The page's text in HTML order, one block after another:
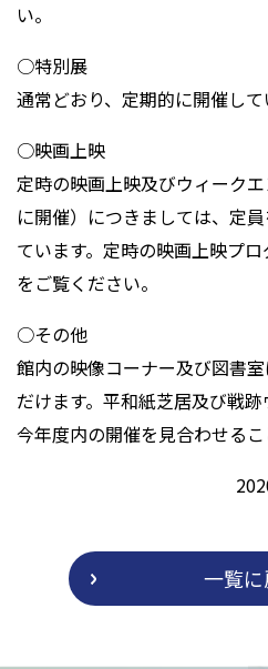
い。
○特別展
通常どおり、定期的に開催して
○映画上映
定時の映画上映及びウィーク
に開催）につきましては、定
ています。定時の映画上映プロ
をご覧ください。
○その他
館内の映像コーナー及び図書
だけます。平和紙芝居及び戦跡
今年度内の開催を見合わせるこ
一覧に